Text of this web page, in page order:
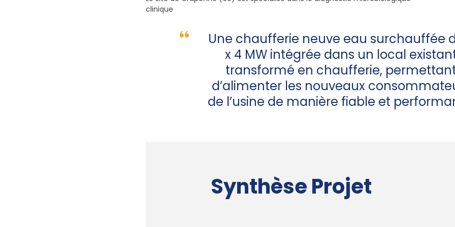
clinique
Une chaufferie neuve eau surchauffée
x 4 MW intégrée dans un local
transformé en chaufferie,
d’alimenter les nouveaux
de l’usine de manière fiable et
Synthèse Projet